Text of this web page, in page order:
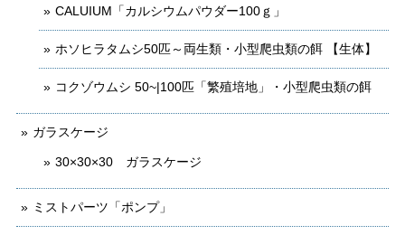
CALUIUM「カルシウムパウダー100ｇ」
ホソヒラタムシ50匹～両生類・小型爬虫類の餌 【生体】
コクゾウムシ 50~|100匹「繁殖培地」・小型爬虫類の餌
ガラスケージ
30×30×30 ガラスケージ
ミストパーツ「ポンプ」